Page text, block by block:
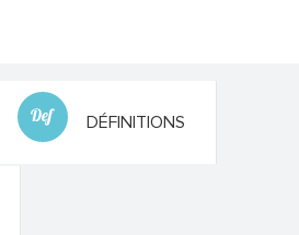
DÉFINITIONS